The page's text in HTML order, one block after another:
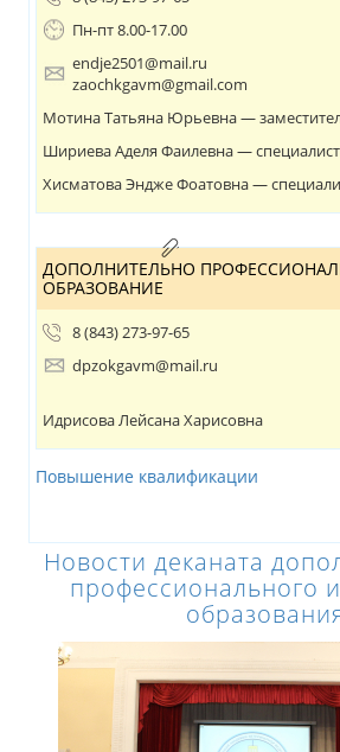
Пн-пт 8.00-17.00
endje2501@mail.ru
zaochkgavm@gmail.com
Мотина Татьяна Юрьевна —
Шириева Аделя Фаилевна — специалист
Хисматова Эндже Фоатовна —
ДОПОЛНИТЕЛЬНО
ОБРАЗОВАНИЕ
8 (843) 273-97-65
dpzokgavm@mail.ru
Идрисова Лейсана Харисовна
Повышение квалификации
Новости деканата
профессионального